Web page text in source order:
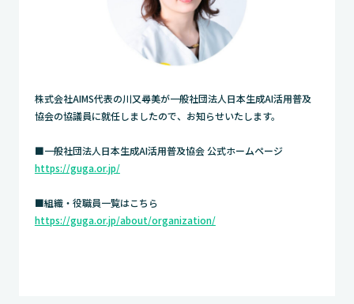
株式会社AIMS代表の川又尋美が一般社団法人日本生成AI活用普及
協会の協議員に就任しましたので、お知らせいたします。
■一般社団法人日本生成AI活用普及協会 公式ホームページ
https://guga.or.jp/
■組織・役職員一覧はこちら
https://guga.or.jp/about/organization/